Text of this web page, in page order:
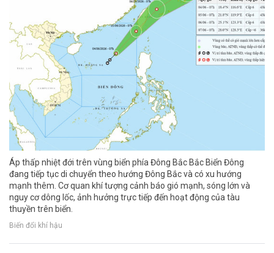
Áp thấp nhiệt đới trên vùng biển phía Đông Bắc Bắc Biển Đông
đang tiếp tục di chuyển theo hướng Đông Bắc và có xu hướng
mạnh thêm. Cơ quan khí tượng cảnh báo gió mạnh, sóng lớn và
nguy cơ dông lốc, ảnh hưởng trực tiếp đến hoạt động của tàu
thuyền trên biển.
Biến đổi khí hậu